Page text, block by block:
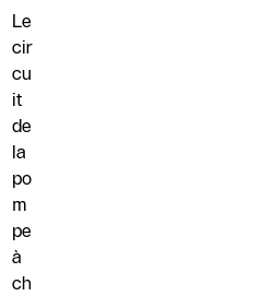
Le
cir
cu
it
de
la
po
m
pe
à
ch